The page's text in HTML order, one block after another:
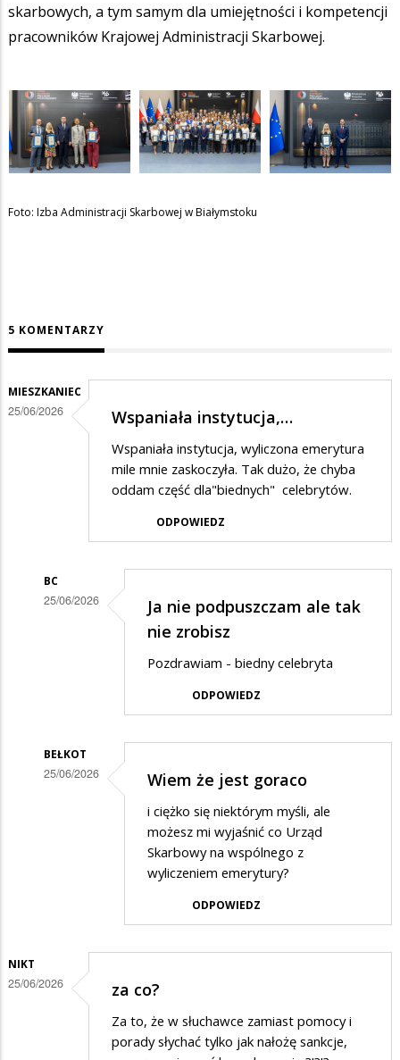
skarbowych, a tym samym dla umiejętności i kompetencji
pracowników Krajowej Administracji Skarbowej.
Foto: Izba Administracji Skarbowej w Białymstoku
5 KOMENTARZY
MIESZKANIEC
25/06/2026 Wspaniała instytucja,…
Wspaniała instytucja, wyliczona emerytura
mile mnie zaskoczyła. Tak dużo, że chyba
oddam część dla"biednych" celebrytów.
ODPOWIEDZ
BC
25/06/2026
na
Wspaniała
Ja nie podpuszczam ale tak
nie zrobisz
Pozdrawiam - biedny celebryta
ODPOWIEDZ
BEŁKOT
25/06/2026
Wspaniała
instytucja,
Wiem że jest goraco
i ciężko się niektórym myśli, ale
możesz mi wyjaśnić co Urząd
Skarbowy na wspólnego z
wyliczeniem emerytury?
ODPOWIEDZ
NIKT
25/06/2026 za co?
Za to, że w słuchawce zamiast pomocy i
porady słychać tylko jak nałożę sankcje,